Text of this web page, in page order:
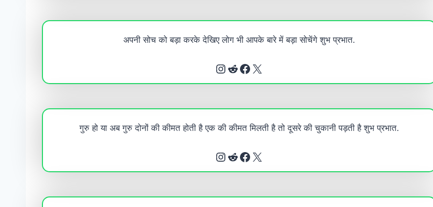
अपनी सोच को बड़ा करके देखिए लोग भी आपके बारे में बड़ा सोचेंगे शुभ प्रभात.
InstagramReddit Facebook X
गुरु हो या अब गुरु दोनों की कीमत होती है एक की कीमत मिलती है तो दूसरे की चुकानी पड़ती है शुभ प्रभात.
InstagramReddit Facebook X